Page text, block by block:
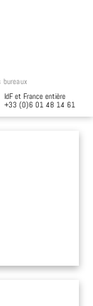
IdF et France entière
+33 (0)6 01 48 14 61
bureaux